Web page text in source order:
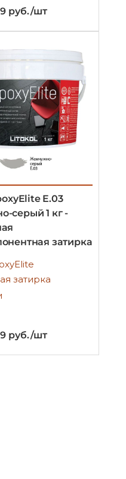
руб./шт
E.03
серый 1 кг -
затирка
затирка
руб./шт